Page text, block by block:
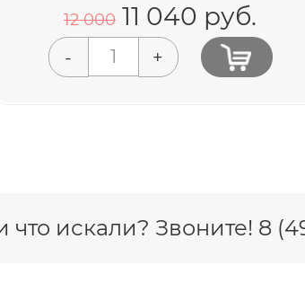
12 000 11 040 руб.
- +
что искали? Звоните! 8